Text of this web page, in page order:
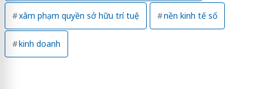
xâm phạm quyền sở hữu trí tuệ nền kinh tế số
kinh doanh